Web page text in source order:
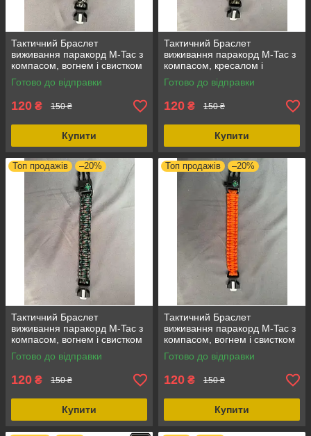
Тактичний Браслет
виживання паракорд M-Tac з
компасом, вогнем і свистком
розмір L, міцний і
універсальний Зелений +
Готово до відправки
120 ₴ 150 ₴
Купити
Тактичний Браслет
виживання паракорд M-Tac з
компасом, кресалом і
свистком розмір L, міцний і
універсальний зіллям + жаба
Готово до відправки
120 ₴ 150 ₴
Купити
Топ продажів –20%
Тактичний Браслет
виживання паракорд M-Tac з
компасом, вогнем і свистком
розмір L, міцний і
універсальний Зелений + хакі
Готово до відправки
120 ₴ 150 ₴
Купити
Топ продажів –20%
Тактичний Браслет
виживання паракорд M-Tac з
компасом, вогнем і свистком
розмір L, міцний і
універсальний Жовтогарячий
Готово до відправки
120 ₴ 150 ₴
Купити